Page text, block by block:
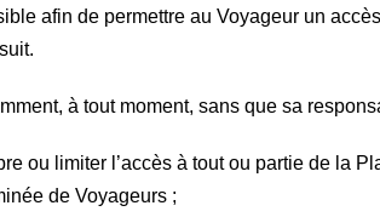
afin de permettre au Voyageur un
à tout moment, sans que sa
ou limiter l’accès à tout ou partie de la
de Voyageurs ;